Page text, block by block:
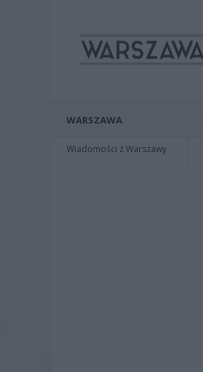
WARSZAWA
Wiadomości z Warszawy